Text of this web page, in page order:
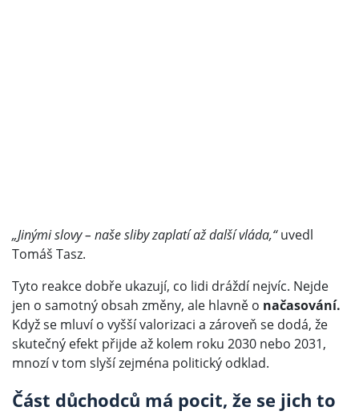
„Jinými slovy – naše sliby zaplatí až další vláda,“uvedl
Tomáš Tasz.
Tyto reakce dobře ukazují, co lidi dráždí nejvíc. Nejde
jen o samotný obsah změny, ale hlavně o načasování.
Když se mluví o vyšší valorizaci a zároveň se dodá, že
skutečný efekt přijde až kolem roku 2030 nebo 2031,
mnozí v tom slyší zejména politický odklad.
Část důchodců má pocit, že se jich to